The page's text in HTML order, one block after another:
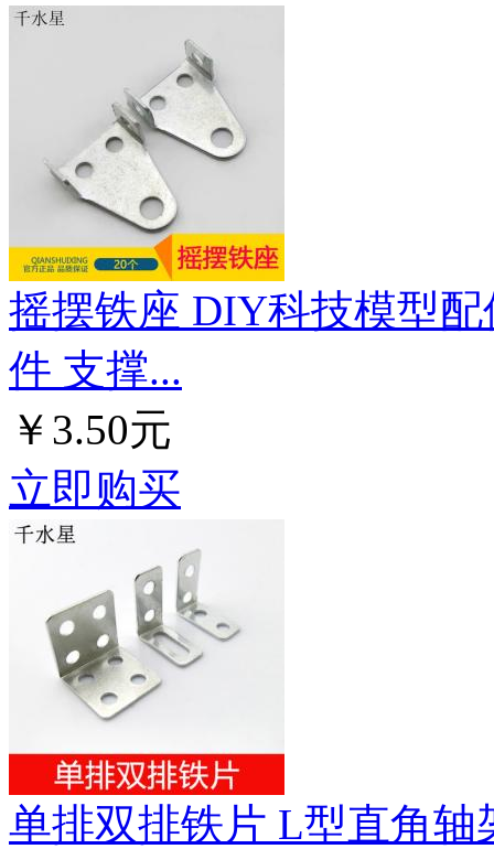
摇摆铁座 DIY科技模型
件 支撑...
￥3.50元
立即购买
单排双排铁片 L型直角